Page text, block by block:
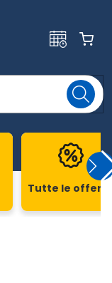
Tutte le